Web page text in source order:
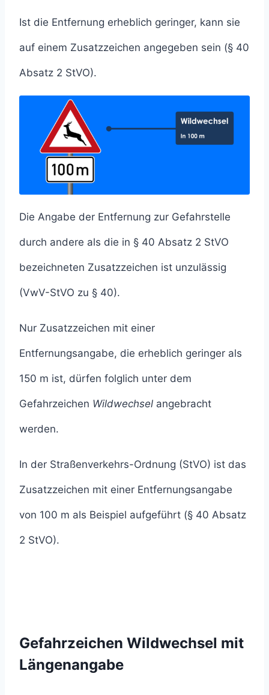
Ist die Entfernung erheblich geringer, kann sie
auf einem Zusatzzeichen angegeben sein (§ 40
Absatz 2 StVO).
Die Angabe der Entfernung zur Gefahrstelle
durch andere als die in § 40 Absatz 2 StVO
bezeichneten Zusatzzeichen ist unzulässig
(VwV-StVO zu § 40).
Nur Zusatzzeichen mit einer
Entfernungsangabe, die erheblich geringer als
150 m ist, dürfen folglich unter dem
Gefahrzeichen Wildwechsel angebracht
werden.
In der Straßenverkehrs-Ordnung (StVO) ist das
Zusatzzeichen mit einer Entfernungsangabe
von 100 m als Beispiel aufgeführt (§ 40 Absatz
2 StVO).
Gefahrzeichen Wildwechsel mit
Längenangabe